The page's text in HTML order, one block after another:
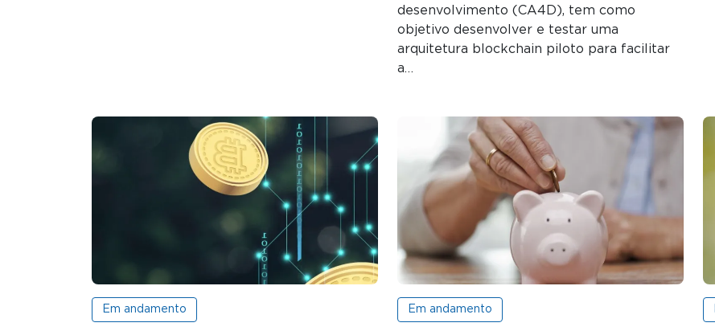
desenvolvimento (CA4D), tem como
objetivo desenvolver e testar uma
arquitetura blockchain piloto para facilitar
a…
Em andamento Em andamento